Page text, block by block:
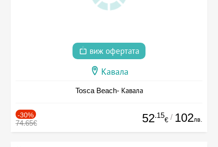
виж офертата
Кавала
Tosca Beach- Кавала
-30%
74.65€ 52.15
€ / 102лв.